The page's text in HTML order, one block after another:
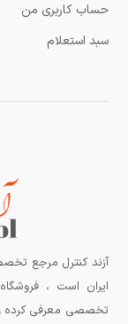
حساب کاربری من
سبد استعلام
آزند کنترل مرجع
ایران است ،
تخصصی معرفی کرده